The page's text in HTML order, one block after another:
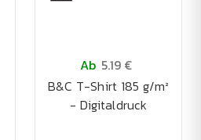
Ab 5.19 €
B&C T-Shirt 185 g/m²
- Digitaldruck